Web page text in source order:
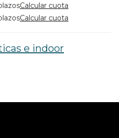
Calcular cuota
Calcular cuota
e indoor